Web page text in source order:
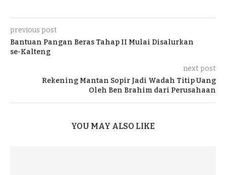
previous post
Bantuan Pangan Beras Tahap II Mulai Disalurkan
se-Kalteng
next post
Rekening Mantan Sopir Jadi Wadah Titip Uang
Oleh Ben Brahim dari Perusahaan
YOU MAY ALSO LIKE